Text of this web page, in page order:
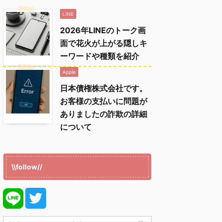
LINE
2026年LINEのトーク画
面で花火が上がる隠しキ
ーワードや種類を紹介
Apple
日本債権株式会社です。
お客様の支払いに問題が
ありましたの詐欺の詳細
について
\\follow//